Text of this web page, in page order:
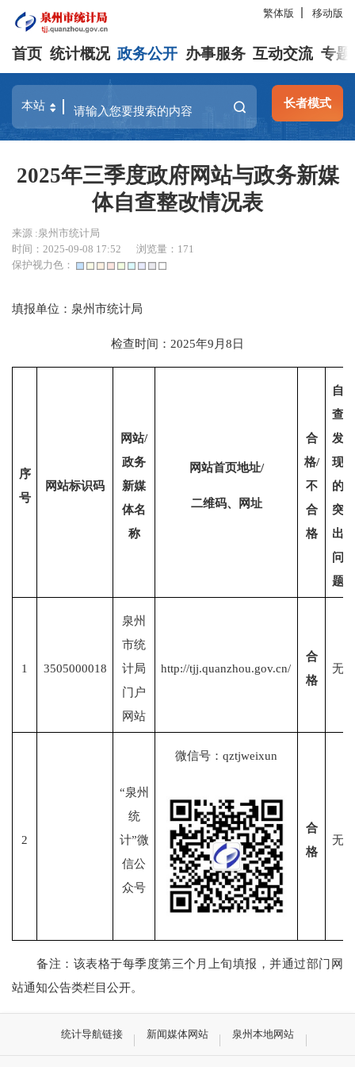
繁体版 移动版
首页 统计概况 政务公开 办事服务 互动交流 专题
长者模式
2025年三季度政府网站与政务新媒
体自查整改情况表
来源 :泉州市统计局
时间：2025-09-08 17:52
浏览量： 171
保护视力色：
填报单位：泉州市统计局
检查时间：2025年9月8日
序
号
网站标识码
网站/
政务
新媒
体名
称
网站首页地址/
二维码、网址
合
格/
不
合
格
自
查
发
现
的
突
出
问
题
1 3505000018
泉州
市统
计局
门户
网站
http://tjj.quanzhou.gov.cn/
合
格
无
2
“泉州
统
计”微
信公
众号
微信号：qztjweixun
合
格
无
备注：该表格于每季度第三个月上旬填报，并通过部门网
站通知公告类栏目公开。
统计导航链接 新闻媒体网站 泉州本地网站